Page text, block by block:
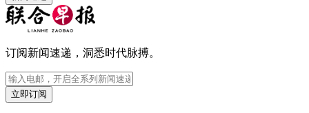
订阅新闻速递，洞悉时代脉搏。
立即订阅